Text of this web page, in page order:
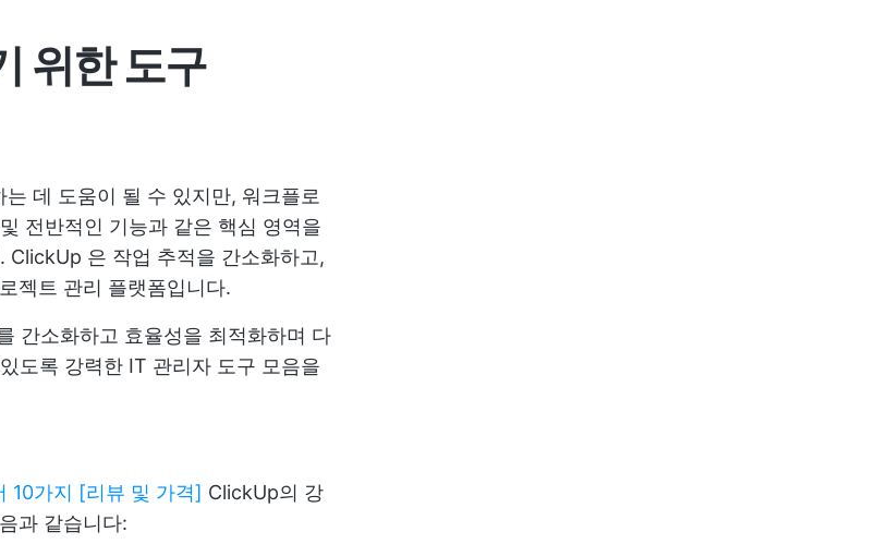
위한 도구
데 도움이 될 수 있지만, 워크플로
전반적인 기능과 같은 핵심 영역을
ClickUp 은 작업 추적을 간소화하고,
젝트 관리 플랫폼입니다.
간소화하고 효율성을 최적화하며 다
도록 강력한 IT 관리자 도구 모음을
10가지 [리뷰 및 가격] ClickUp의 강
과 같습니다: